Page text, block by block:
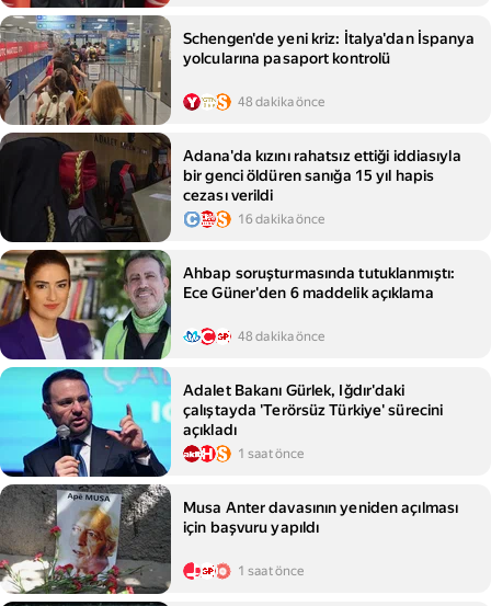
Schengen'de yeni kriz: İtalya'dan İspanya
yolcularına pasaport kontrolü
48 dakika önce
Adana'da kızını rahatsız ettiği iddiasıyla
bir genci öldüren sanığa 15 yıl hapis
cezası verildi
16 dakika önce
Ahbap soruşturmasında tutuklanmıştı:
Ece Güner'den 6 maddelik açıklama
48 dakika önce
Adalet Bakanı Gürlek, Iğdır'daki
çalıştayda 'Terörsüz Türkiye' sürecini
açıkladı
1 saat önce
Musa Anter davasının yeniden açılması
için başvuru yapıldı
1 saat önce